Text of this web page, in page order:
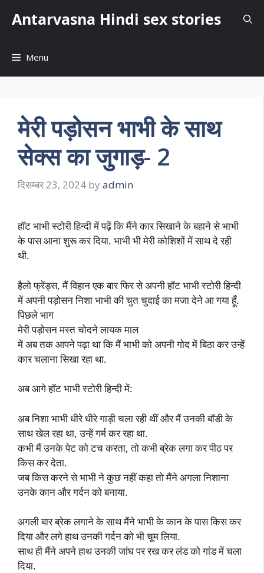
Antarvasna Hindi sex stories
Menu
मेरी पड़ोसन भाभी के साथ
सेक्स का जुगाड़- 2
दिसम्बर 23, 2024 by admin
हॉट भाभी स्टोरी हिन्दी में पढ़ें कि मैंने कार सिखाने के बहाने से भाभी
के पास आना शुरू कर दिया. भाभी भी मेरी कोशिशों में साथ दे रही
थी.
हैलो फ्रेंड्स, मैं विहान एक बार फिर से अपनी हॉट भाभी स्टोरी हिन्दी
में अपनी पड़ोसन निशा भाभी की चुत चुदाई का मजा देने आ गया हूँ.
पिछले भाग
मेरी पड़ोसन मस्त चोदने लायक माल
में अब तक आपने पढ़ा था कि मैं भाभी को अपनी गोद में बिठा कर उन्हें
कार चलाना सिखा रहा था.
अब आगे हॉट भाभी स्टोरी हिन्दी में:
अब निशा भाभी धीरे धीरे गाड़ी चला रही थीं और मैं उनकी बॉडी के
साथ खेल रहा था, उन्हें गर्म कर रहा था.
कभी मैं उनके पेट को टच करता, तो कभी ब्रेक लगा कर पीठ पर
किस कर देता.
जब किस करने से भाभी ने कुछ नहीं कहा तो मैंने अगला निशाना
उनके कान और गर्दन को बनाया.
अगली बार ब्रेक लगाने के साथ मैंने भाभी के कान के पास किस कर
दिया और लगे हाथ उनकी गर्दन को भी चूम लिया.
साथ ही मैंने अपने हाथ उनकी जांघ पर रख कर लंड को गांड में चला
दिया.